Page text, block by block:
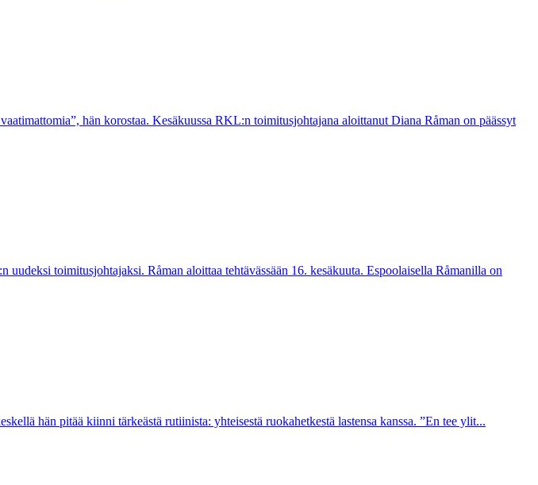
hän korostaa. Kesäkuussa RKL:n toimitusjohtajana aloittanut Diana Råman on päässyt
toimitusjohtajaksi. Råman aloittaa tehtävässään 16. kesäkuuta. Espoolaisella Råmanilla on
hän pitää kiinni tärkeästä rutiinista: yhteisestä ruokahetkestä lastensa kanssa. ”En tee ylit...